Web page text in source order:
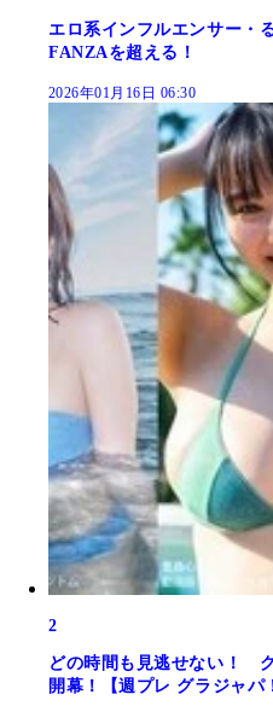
エロ系インフルエンサー
FANZAを超える！
2026年01月16日 06:30
2
どの時間も見逃せない！
開幕！【週プレ グラジャパ